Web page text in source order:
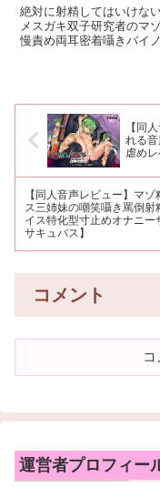
絶対に射精してはいけな
メスガキ双子研究者のマ
慢責め両耳密着囁きバイ
【同
れる
虐め
【同人音声レビュー】マ
ス三姉妹の嘲笑囁き罵倒
イス特化型寸止めオナニ
サキュバス】
コメント
運営者プロフィー